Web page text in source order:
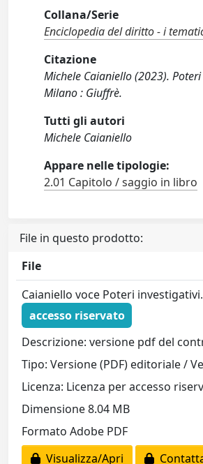
Collana/Serie
Enciclopedia del diritto - i
Citazione
Michele Caianiello (2023).
Milano : Giuffrè.
Tutti gli autori
Michele Caianiello
Appare nelle tipologie:
2.01 Capitolo / saggio in libro
File in questo prodotto:
File
Caianiello voce Poteri
accesso riservato
Descrizione: versione pdf del
Tipo: Versione (PDF) editoriale /
Licenza: Licenza per accesso
Dimensione 8.04 MB
Formato Adobe PDF
Visualizza/Apri